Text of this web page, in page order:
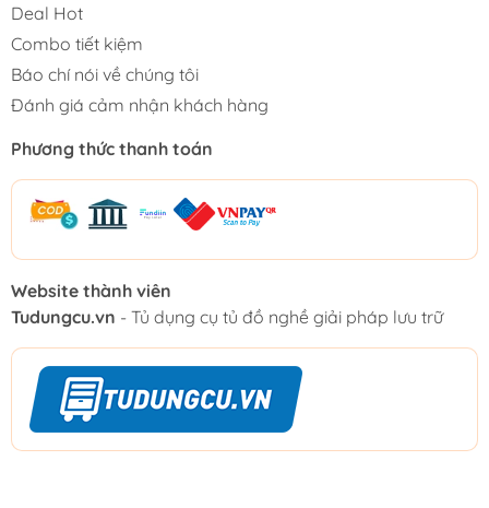
Deal Hot
Combo tiết kiệm
Báo chí nói về chúng tôi
Đánh giá cảm nhận khách hàng
Phương thức thanh toán
Website thành viên
Tudungcu.vn - Tủ dụng cụ tủ đồ nghề giải pháp lưu trữ